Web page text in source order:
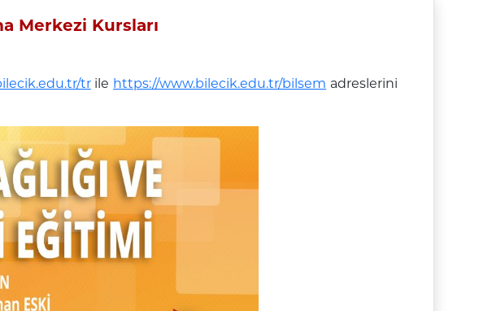
Merkezi Kursları
trile https://www.bilecik.edu.tr/bilsem adreslerini